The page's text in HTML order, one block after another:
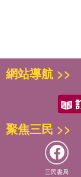
網站導航 >>
聚焦三民 >>
三民書局